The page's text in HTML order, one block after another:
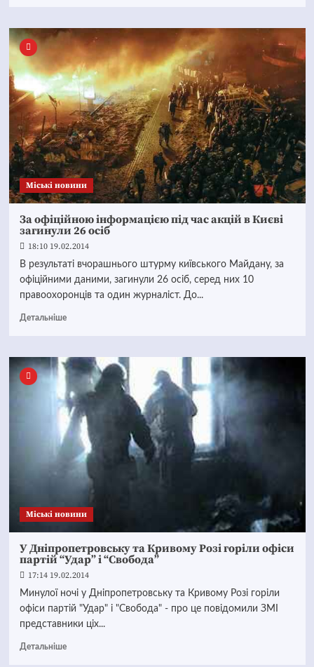
Mіські новини
За офіційною інформацією під час акцій в Києві
загинули 26 осіб
18:10 19.02.2014
В результаті вчорашнього штурму київського Майдану, за
офіційними даними, загинули 26 осіб, серед них 10
правоохоронців та один журналіст. До...
Детальніше
Mіські новини
У Дніпропетровську та Кривому Розі горіли офіси
партій “Удар” і “Свобода”
17:14 19.02.2014
Минулої ночі у Дніпропетровську та Кривому Розі горіли
офіси партій "Удар" і "Свобода" - про це повідомили ЗМІ
представники ціх...
Детальніше